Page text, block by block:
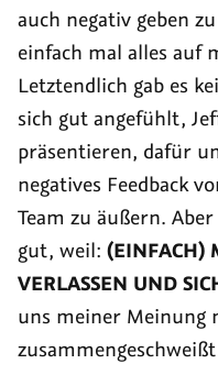
auch negativ geben
einfach mal alles auf
Letztendlich gab es
sich gut angefühlt,
präsentieren, dafür
negatives Feedback
Team zu äußern.
gut, weil: (EINFACH)
VERLASSEN UND
uns meiner Meinung